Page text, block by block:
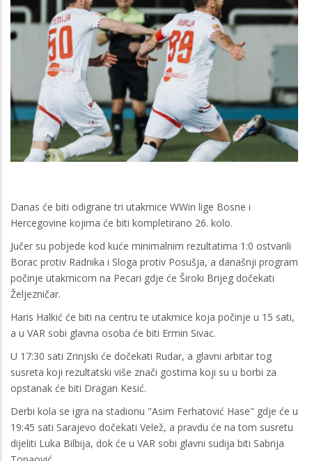
Danas će biti odigrane tri utakmice WWin lige Bosne i
Hercegovine kojima će biti kompletirano 26. kolo.
Jučer su pobjede kod kuće minimalnim rezultatima 1:0 ostvarili
Borac protiv Radnika i Sloga protiv Posušja, a današnji program
počinje utakmicom na Pecari gdje će Široki Brijeg dočekati
Željezničar.
Haris Halkić će biti na centru te utakmice koja počinje u 15 sati,
a u VAR sobi glavna osoba će biti Ermin Sivac.
U 17:30 sati Zrinjski će dočekati Rudar, a glavni arbitar tog
susreta koji rezultatski više znači gostima koji su u borbi za
opstanak će biti Dragan Kesić.
Derbi kola se igra na stadionu "Asim Ferhatović Hase" gdje će u
19:45 sati Sarajevo dočekati Velež, a pravdu će na tom susretu
dijeliti Luka Bilbija, dok će u VAR sobi glavni sudija biti Sabrija